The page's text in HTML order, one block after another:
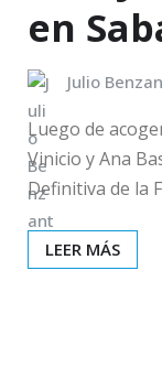
en
Julio
Luego de
Vinicio y Ana
Definitiva de la
LEER MÁS